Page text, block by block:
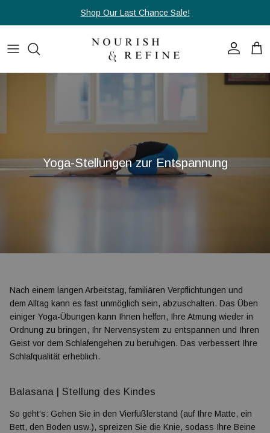
Shop Our Last Chance Sale!
Konto
Yoga-Stellungen zur Entspannung
Nach einem langen Arbeitstag, familiären Verpflichtungen und
dem Alltag kann es fast unmöglich sein, abzuschalten. Das Üben
einiger Yoga-Übungen kann Ihnen helfen, Ihre Atmung wieder in
Ordnung zu bringen, Ihr Nervensystem zu entspannen und Ihren
Geist vor dem Schlafengehen zu beruhigen. Das verbessert Ihre
Schlafqualität erheblich.
Balasana | Stellung des Kindes
So geht's: Gehen Sie in den Vierfüßlerstand (auf Ihre Matte, ein
Bett, den Boden usw.), spreizen Sie die Knie, sodass Ihre Beine